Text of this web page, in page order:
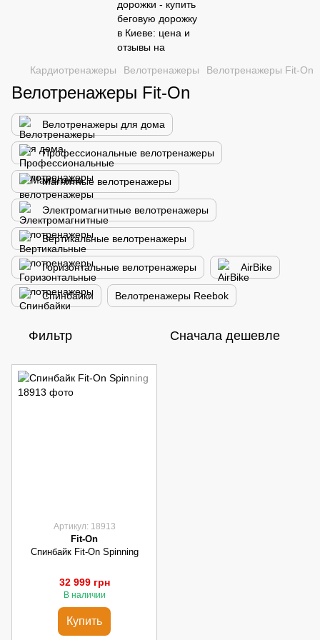
Кардиотренажеры Велотренажеры Велотренажеры Fit-On
Велотренажеры Fit-On
Велотренажеры для дома
Профессиональные велотренажеры
Магнитные велотренажеры
Электромагнитные велотренажеры
Вертикальные велотренажеры
Горизонтальные велотренажеры AirBike
Спинбайки Велотренажеры Reebok
Фильтр Сначала дешевле
Артикул: 18913
Fit-On
Спинбайк Fit-On Spinning
32 999 грн
В наличии
Купить